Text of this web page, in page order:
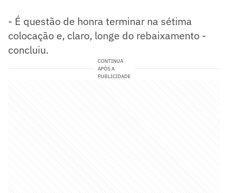
- É questão de honra terminar na sétima
colocação e, claro, longe do rebaixamento -
concluiu.
CONTINUA
APÓS A
PUBLICIDADE